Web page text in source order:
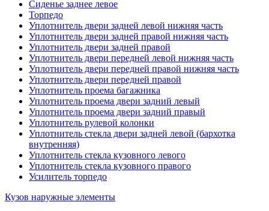
Сиденье заднее левое
Торпедо
Уплотнитель двери задней левой нижняя часть
Уплотнитель двери задней правой нижняя часть
Уплотнитель двери задней правой
Уплотнитель двери передней левой нижняя часть
Уплотнитель двери передней правой нижняя часть
Уплотнитель двери передней правой
Уплотнитель проема багажника
Уплотнитель проема двери задний левый
Уплотнитель проема двери задний правый
Уплотнитель рулевой колонки
Уплотнитель стекла двери задней левой (бархотка
внутренняя)
Уплотнитель стекла кузовного левого
Уплотнитель стекла кузовного правого
Усилитель торпедо
Кузов наружные элементы